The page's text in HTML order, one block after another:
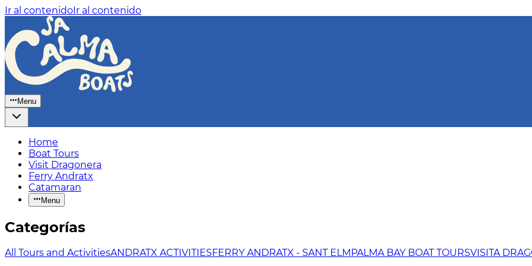
Ir al contenidoIr al contenido
Menu
Home
Boat Tours
Visit Dragonera
Ferry Andratx
Catamaran
Menu
Categorías
All Tours and ActivitiesANDRATX ACTIVITIES FERRY ANDRATX - SANT ELM PALMA BAY BOAT TOURSVISITA